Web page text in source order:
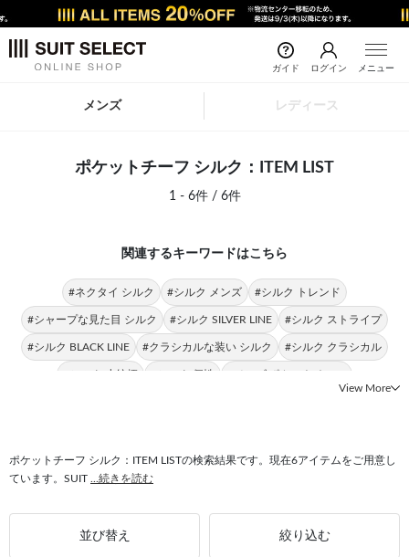
ガイド ログイン メニュー
メンズ レディース
ポケットチーフ シルク：ITEM LIST
1 - 6件 / 6件
関連するキーワードはこちら
#ネクタイ シルク #シルク メンズ #シルク トレンド
#シャープな見た目 シルク #シルク SILVER LINE #シルク ストライプ
#シルク BLACK LINE #クラシカルな装い シルク #シルク クラシカル
#シルク 小紋柄 #シルク 個性 #メンズ ポケットチーフ
#ポケットチーフ 胸ポケット #モーニングコート ポケットチーフ
#ポケットチーフ 華やかな場
View More
ポケットチーフ シルク：ITEM LISTの検索結果です。現在6アイテムをご用意し
ています。SUIT
...続きを読む
並び替え 絞り込む